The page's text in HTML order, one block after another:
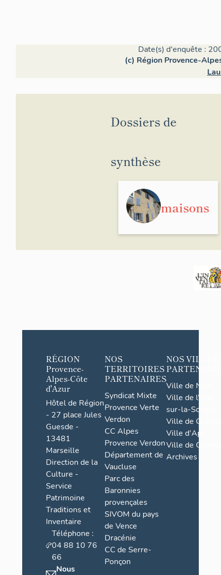
Date(s) d'enquête :
(c) Région Provence-
Dossiers de
synthèse
maisons
RÉGION
Provence-
Alpes-Côte
d'Azur
Hôtel de Région
- 27 place Jules
Guesde -
13481
Marseille
Direction de la
Culture -
Service
Patrimoine
Traditions et
Inventaire
Téléphone :
04 88 10 76
66
Nous
NOS
TERRITOIRES
PARTENAIRES
Syndicat Mixte
Provence Verte
Verdon
CC Alpes
Provence Verdon
Département de
Vaucluse
Parc des
Baronnies
provençales
SIVOM du pays
de Vence
Dracénie
CC de Serre-
Ponçon
NOS VILLES
Ville de Nice
Ville de l'Isle-
sur-la-Sorgue
Ville de Grasse
Ville d'Apt
Ville de
Archives